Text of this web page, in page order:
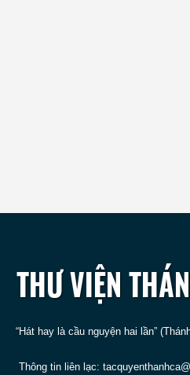
“Hát hay là cầu nguyện hai lần”
Thông tin liên lạc: